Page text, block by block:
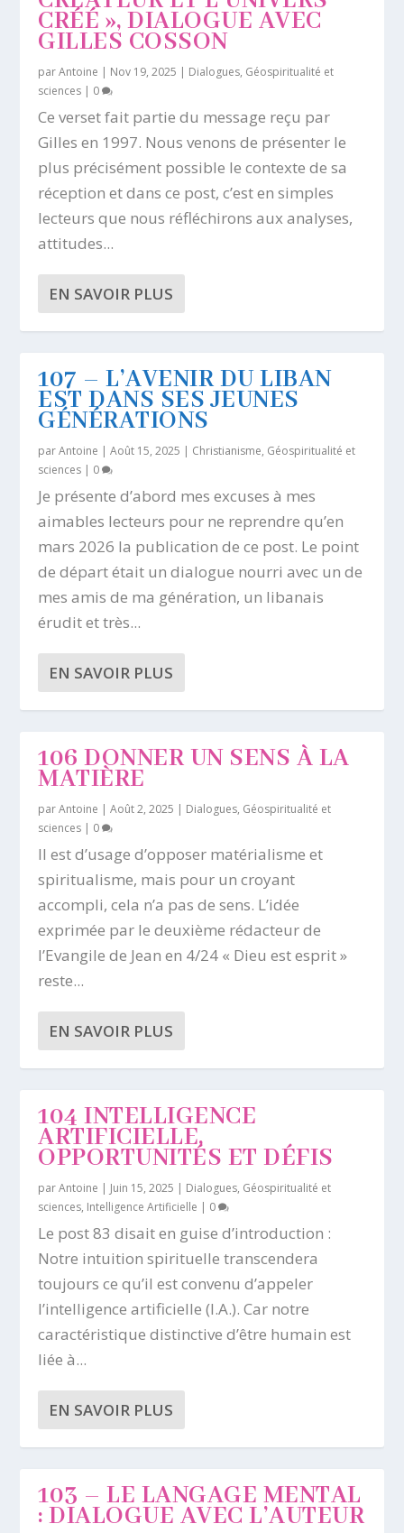
CRÉÉ », DIALOGUE AVEC
GILLES COSSON
parAntoine | Nov 19, 2025 | Dialogues, Géospiritualité et
sciences | 0
Ce verset fait partie du message reçu par
Gilles en 1997. Nous venons de présenter le
plus précisément possible le contexte de sa
réception et dans ce post, c’est en simples
lecteurs que nous réfléchirons aux analyses,
attitudes...
EN SAVOIR PLUS
107 – L’AVENIR DU LIBAN
EST DANS SES JEUNES
GÉNÉRATIONS
parAntoine |Août 15, 2025 | Christianisme, Géospiritualité et
sciences | 0
Je présente d’abord mes excuses à mes
aimables lecteurs pour ne reprendre qu’en
mars 2026 la publication de ce post. Le point
de départ était un dialogue nourri avec un de
mes amis de ma génération, un libanais
érudit et très...
EN SAVOIR PLUS
106 DONNER UN SENS À LA
MATIÈRE
parAntoine |Août 2, 2025 | Dialogues, Géospiritualité et
sciences | 0
Il est d’usage d’opposer matérialisme et
spiritualisme, mais pour un croyant
accompli, cela n’a pas de sens. L’idée
exprimée par le deuxième rédacteur de
l’Evangile de Jean en 4/24 « Dieu est esprit »
reste...
EN SAVOIR PLUS
104 INTELLIGENCE
ARTIFICIELLE,
OPPORTUNITÉS ET DÉFIS
parAntoine | Juin 15, 2025 | Dialogues, Géospiritualité et
sciences, Intelligence Artificielle | 0
Le post 83 disait en guise d’introduction :
Notre intuition spirituelle transcendera
toujours ce qu’il est convenu d’appeler
l’intelligence artificielle (I.A.). Car notre
caractéristique distinctive d’être humain est
liée à...
EN SAVOIR PLUS
103 – LE LANGAGE MENTAL
: DIALOGUE AVEC L’AUTEUR